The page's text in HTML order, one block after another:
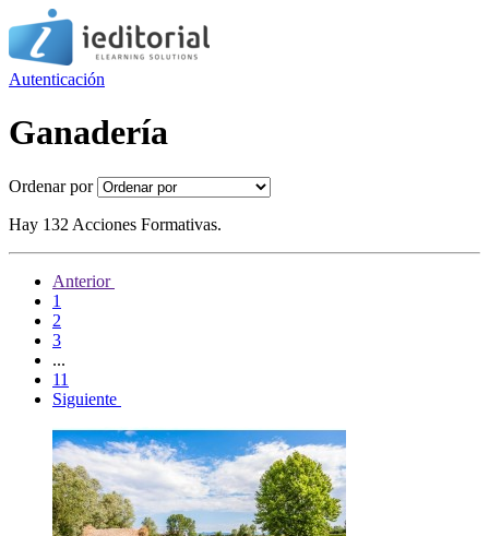
Autenticación
Ganadería
Ordenar por
Hay 132 Acciones Formativas.
Anterior
1
2
3
...
11
Siguiente